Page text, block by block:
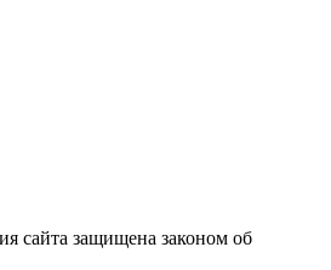
сайта защищена законом об